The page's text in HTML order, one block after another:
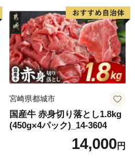
宮崎県都城市
国産牛 赤身切り落とし1.8kg
(450g×4パック)_14-3604
14,000円